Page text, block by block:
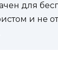
для
и не